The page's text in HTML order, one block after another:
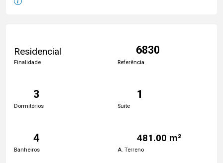
Residencial
Finalidade
6830
Referência
3
Dormitórios
1
Suite
4
Banheiros
481.00 m²
A. Terreno